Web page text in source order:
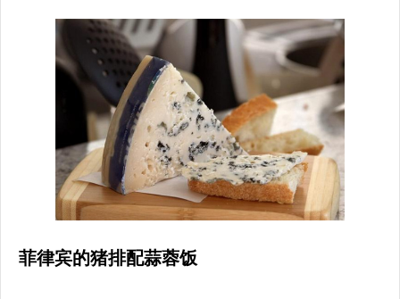
菲律宾的猪排配蒜蓉饭